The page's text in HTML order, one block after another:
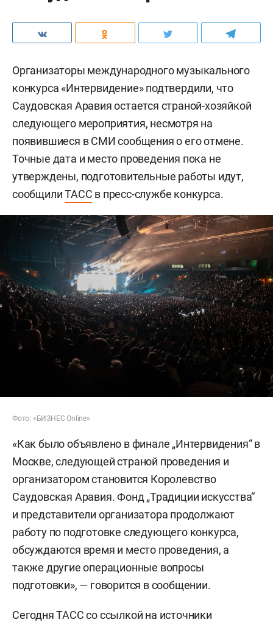
Организаторы международного музыкального
конкурса «Интервидение» подтвердили, что
Саудовская Аравия остается страной-хозяйкой
следующего мероприятия, несмотря на
появившиеся в СМИ сообщения о его отмене.
Точные дата и место проведения пока не
утверждены, подготовительные работы идут,
сообщилиТАСС в пресс-службе конкурса.
Фото: «БИЗНЕС Online»
«Как было объявлено в финале „Интервидения“ в
Москве, следующей страной проведения и
организатором становится Королевство
Саудовская Аравия. Фонд „Традиции искусства“
и представители организатора продолжают
работу по подготовке следующего конкурса,
обсуждаются время и место проведения, а
также другие операционные вопросы
подготовки», — говорится в сообщении.
Сегодня ТАСС со ссылкой на источники